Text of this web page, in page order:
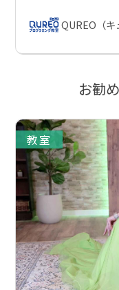
QUREO（
お勧
教室